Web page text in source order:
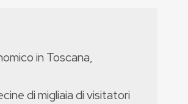
in Toscana,
di migliaia di visitatori